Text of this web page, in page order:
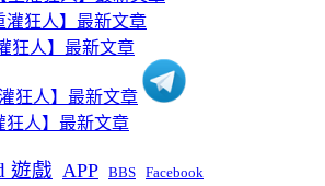
遊戲 APP BBS Facebook